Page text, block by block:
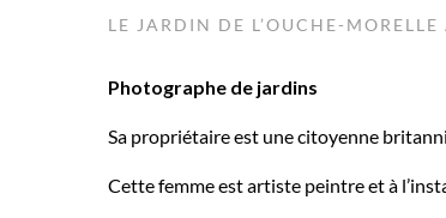
LE JARDIN DE L’OUCHE-
Photographe de jardins
Sa propriétaire est une citoyenne
Cette femme est artiste peintre et à